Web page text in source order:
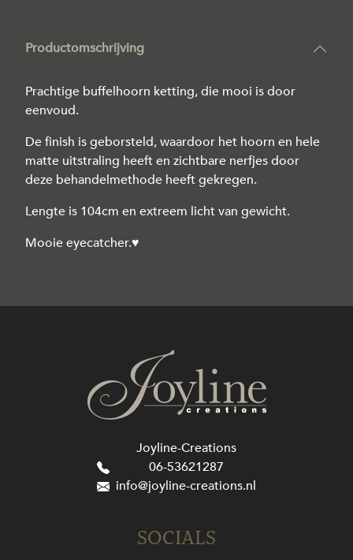
Productomschrijving
Prachtige buffelhoorn ketting, die mooi is door
eenvoud.
De finish is geborsteld, waardoor het hoorn en hele
matte uitstraling heeft en zichtbare nerfjes door
deze behandelmethode heeft gekregen.
Lengte is 104cm en extreem licht van gewicht.
Mooie eyecatcher.♥
Joyline-Creations
06-53621287
info@joyline-creations.nl
SOCIALS